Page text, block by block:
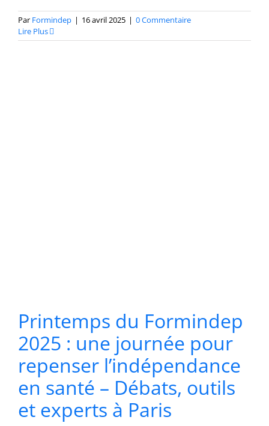
Par Formindep | 16 avril 2025 | 0 Commentaire
Lire Plus
Printemps du Formindep
2025 : une journée pour
repenser l’indépendance
en santé – Débats, outils
et experts à Paris